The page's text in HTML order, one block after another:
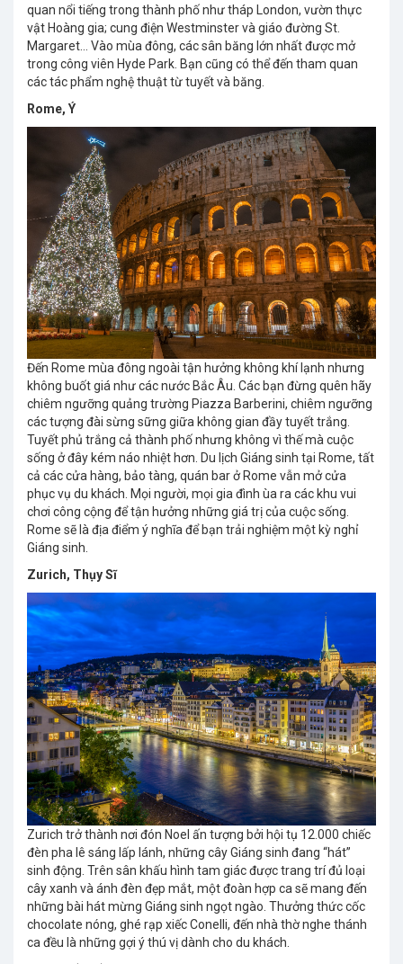
quan nổi tiếng trong thành phố như tháp London, vườn thực
vật Hoàng gia; cung điện Westminster và giáo đường St.
Margaret… Vào mùa đông, các sân băng lớn nhất được mở
trong công viên Hyde Park. Bạn cũng có thể đến tham quan
các tác phẩm nghệ thuật từ tuyết và băng.
Rome, Ý
Đến Rome mùa đông ngoài tận hưởng không khí lạnh nhưng
không buốt giá như các nước Bắc Âu. Các bạn đừng quên hãy
chiêm ngưỡng quảng trường Piazza Barberini, chiêm ngưỡng
các tượng đài sừng sững giữa không gian đầy tuyết trắng.
Tuyết phủ trắng cả thành phố nhưng không vì thế mà cuộc
sống ở đây kém náo nhiệt hơn. Du lịch Giáng sinh tại Rome, tất
cả các cửa hàng, bảo tàng, quán bar ở Rome vẫn mở cửa
phục vụ du khách. Mọi người, mọi gia đình ùa ra các khu vui
chơi công cộng để tận hưởng những giá trị của cuộc sống.
Rome sẽ là địa điểm ý nghĩa để bạn trải nghiệm một kỳ nghỉ
Giáng sinh.
Zurich, Thụy Sĩ
Zurich trở thành nơi đón Noel ấn tượng bởi hội tụ 12.000 chiếc
đèn pha lê sáng lấp lánh, những cây Giáng sinh đang “hát”
sinh động. Trên sân khấu hình tam giác được trang trí đủ loại
cây xanh và ánh đèn đẹp mắt, một đoàn hợp ca sẽ mang đến
những bài hát mừng Giáng sinh ngọt ngào. Thưởng thức cốc
chocolate nóng, ghé rạp xiếc Conelli, đến nhà thờ nghe thánh
ca đều là những gợi ý thú vị dành cho du khách.